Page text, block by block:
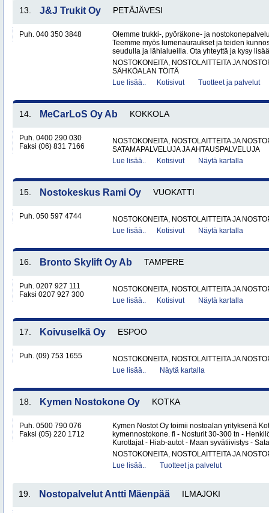
13. J&J Trukit Oy PETÄJÄVESI
Puh. 040 350 3848
Olemme trukki-, pyöräkone- ja
Teemme myös lumenauraukset ja teiden
seudulla ja lähialueilla. Ota yhteyttä ja kysy
NOSTOKONEITA, NOSTOLAITTEITA JA
SÄHKÖALAN TÖITÄ
Lue lisää..
Kotisivut Tuotteet ja palvelut
14. MeCarLoS Oy Ab KOKKOLA
Puh. 0400 290 030
Faksi (06) 831 7166
NOSTOKONEITA, NOSTOLAITTEITA JA
SATAMAPALVELUJA JA AHTAUSPALVELUJA
Lue lisää..
Kotisivut Näytä kartalla
15. Nostokeskus Rami Oy VUOKATTI
Puh. 050 597 4744
NOSTOKONEITA, NOSTOLAITTEITA JA
Lue lisää..
Kotisivut Näytä kartalla
16. Bronto Skylift Oy Ab TAMPERE
Puh. 0207 927 111
Faksi 0207 927 300
NOSTOKONEITA, NOSTOLAITTEITA JA
Lue lisää..
Kotisivut Näytä kartalla
17. Koivuselkä Oy ESPOO
Puh. (09) 753 1655
NOSTOKONEITA, NOSTOLAITTEITA JA
Lue lisää..
Näytä kartalla
18. Kymen Nostokone Oy KOTKA
Puh. 0500 790 076
Faksi (05) 220 1712
Kymen Nostot Oy toimii nostoalan yrityksenä
kymennostokone. fi - Nosturit 30-300 tn -
Kurottajat - Hiab-autot - Maan syvätiivistys -
NOSTOKONEITA, NOSTOLAITTEITA JA
Lue lisää..
Tuotteet ja palvelut
19. Nostopalvelut Antti Mäenpää ILMAJOKI